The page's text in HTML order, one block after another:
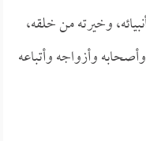
وخيرته من خلقه،
وأزواجه وأتباعه